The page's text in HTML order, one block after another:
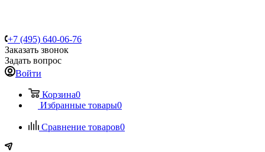
+7 (495) 640-06-76
Заказать звонок
Задать вопрос
Войти
Корзина0
Избранные товары0
Сравнение товаров0